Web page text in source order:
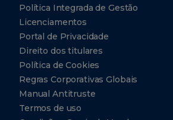
Política Integrada de Gestão
Licenciamentos
Portal de Privacidade
Direito dos titulares
Política de Cookies
Regras Corporativas Globais
Manual Antitruste
Termos de uso